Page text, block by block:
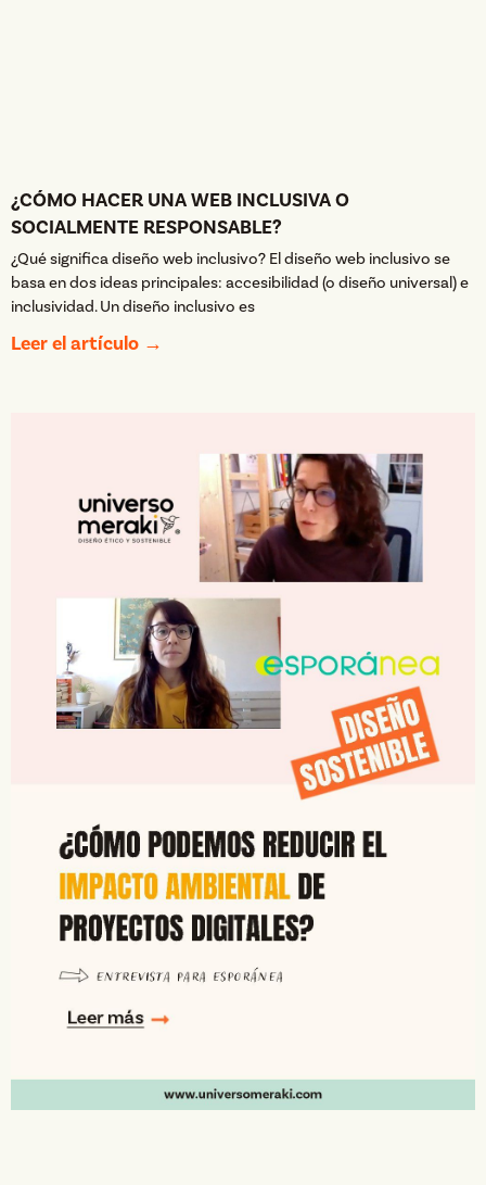
¿CÓMO HACER UNA WEB INCLUSIVA O
SOCIALMENTE RESPONSABLE?
¿Qué significa diseño web inclusivo? El diseño web inclusivo se
basa en dos ideas principales: accesibilidad (o diseño universal) e
inclusividad. Un diseño inclusivo es
Leer el artículo →